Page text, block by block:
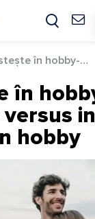
urile preferate versus investiția poate fi un hobby
în
hobby